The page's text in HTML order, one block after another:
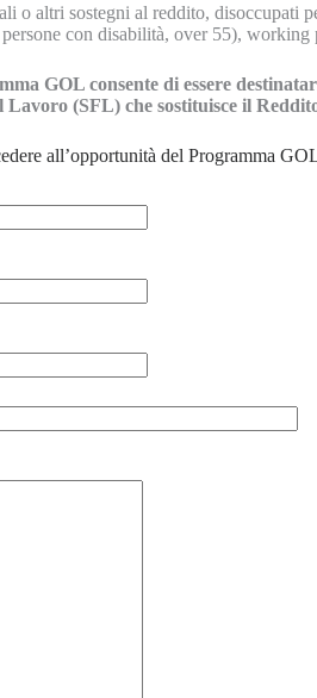
o altri sostegni al reddito,
con disabilità, over 55), working
GOL consente di essere
(SFL) che sostituisce il
all’opportunità del Programma